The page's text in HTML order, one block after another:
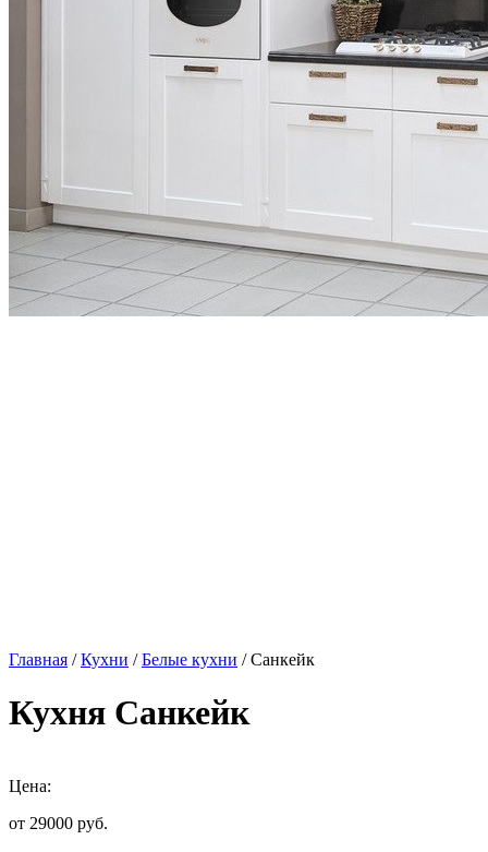
Главная /Кухни /Белые кухни / Санкейк
Кухня Санкейк
Цена:
от 29000 руб.